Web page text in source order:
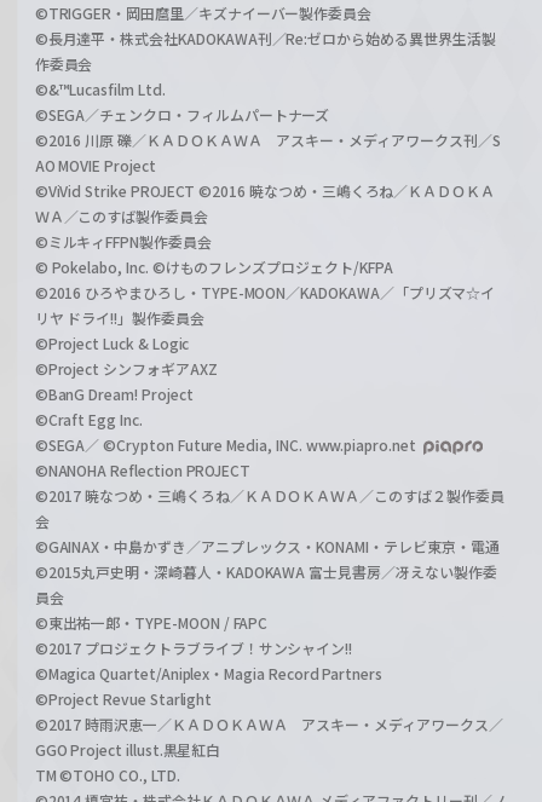
©TRIGGER・岡田麿里／キズナイーバー製作委員会
©長月達平・株式会社KADOKAWA刊／Re:ゼロから始める異世界生活製
作委員会
©&™Lucasfilm Ltd.
©SEGA／チェンクロ・フィルムパートナーズ
©2016 川原 礫／ＫＡＤＯＫＡＷＡ アスキー・メディアワークス刊／S
AO MOVIE Project
©ViVid Strike PROJECT ©2016 暁なつめ・三嶋くろね／ＫＡＤＯＫＡ
ＷＡ／このすば製作委員会
©ミルキィFFPN製作委員会
© Pokelabo, Inc. ©けものフレンズプロジェクト/KFPA
©2016 ひろやまひろし・TYPE-MOON／KADOKAWA／「プリズマ☆イ
リヤ ドライ!!」製作委員会
©Project Luck & Logic
©Project シンフォギアAXZ
©BanG Dream! Project
©Craft Egg Inc.
©SEGA／ ©Crypton Future Media, INC. www.piapro.net
©NANOHA Reflection PROJECT
©2017 暁なつめ・三嶋くろね／ＫＡＤＯＫＡＷＡ／このすば２製作委員
会
©GAINAX・中島かずき／アニプレックス・KONAMI・テレビ東京・電通
©2015丸戸史明・深崎暮人・KADOKAWA 富士見書房／冴えない製作委
員会
©東出祐一郎・TYPE-MOON / FAPC
©2017 プロジェクトラブライブ！サンシャイン!!
©Magica Quartet/Aniplex・Magia Record Partners
©Project Revue Starlight
©2017 時雨沢恵一／ＫＡＤＯＫＡＷＡ アスキー・メディアワークス／
GGO Project illust.黒星紅白
TM ©TOHO CO., LTD.